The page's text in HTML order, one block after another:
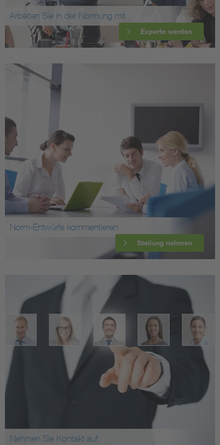
Arbeiten Sie in der Normung mit
Experte werden
Norm-Entwürfe kommentieren
Stellung nehmen
Nehmen Sie Kontakt auf